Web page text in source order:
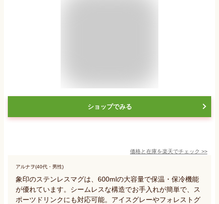
ショップでみる
価格と在庫を楽天でチェック >>
アルナヲ(40代・男性)
象印のステンレスマグは、600mlの大容量で保温・保冷機能
が優れています。シームレスな構造でお手入れが簡単で、ス
ポーツドリンクにも対応可能。アイスグレーやフォレストグ